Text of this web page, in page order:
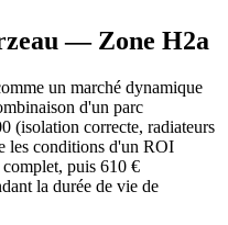
— Zone H2a
un marché dynamique
d'un parc
(isolation correcte, radiateurs
les conditions d'un ROI
puis 610 €
la durée de vie de